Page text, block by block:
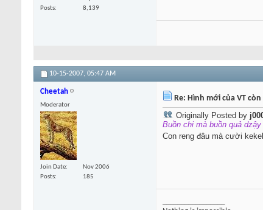
Posts
8,139
10-15-2007, 05:47 AM
Cheetah
Moderator
Join Date
Nov 2006
Posts
185
Re: Hình mới của VT
Originally Posted by
Buồn chi mà buồn quả
Con reng đâu mà cười